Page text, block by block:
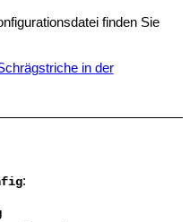
finden Sie
in der
: